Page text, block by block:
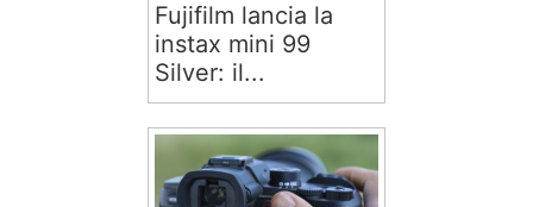
Fujifilm lancia la
instax mini 99
Silver: il...